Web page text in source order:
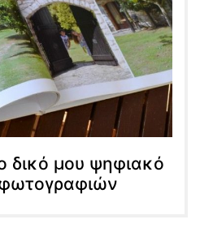
δικό μου ψηφιακό